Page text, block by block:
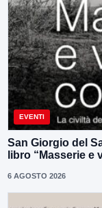
EVENTI
San Giorgio del
libro “Masserie e
6 AGOSTO 2026